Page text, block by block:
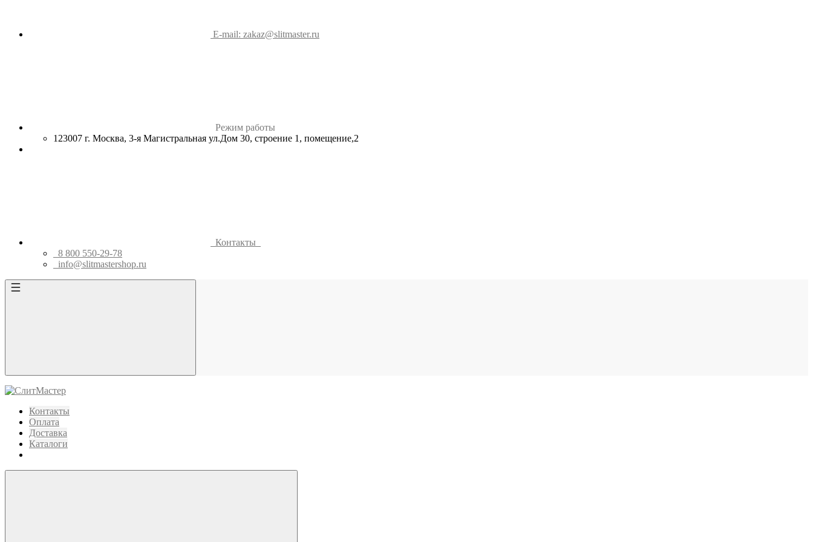
E-mail: zakaz@slitmaster.ru
Режим работы
123007 г. Москва, 3-я Магистральная ул.Дом 30, строение 1, помещение,2
Контакты
8 800 550-29-78
info@slitmastershop.ru
Контакты
Оплата
Доставка
Каталоги